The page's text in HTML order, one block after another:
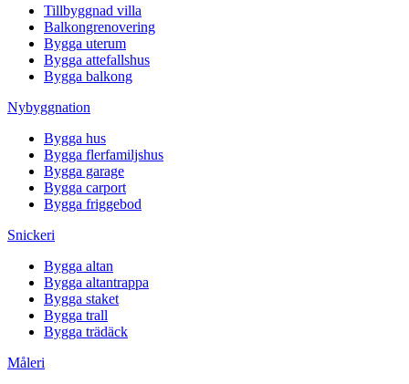
Tillbyggnad villa
Balkongrenovering
Bygga uterum
Bygga attefallshus
Bygga balkong
Nybyggnation
Bygga hus
Bygga flerfamiljshus
Bygga garage
Bygga carport
Bygga friggebod
Snickeri
Bygga altan
Bygga altantrappa
Bygga staket
Bygga trall
Bygga trädäck
Måleri